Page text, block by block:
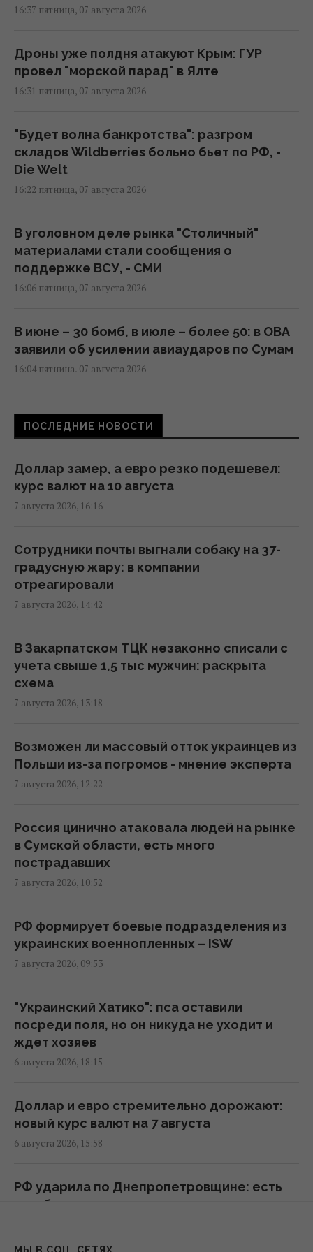
16:37 пятница, 07 августа 2026
Дроны уже полдня атакуют Крым: ГУР
провел "морской парад" в Ялте
16:31 пятница, 07 августа 2026
"Будет волна банкротства": разгром
складов Wildberries больно бьет по РФ, -
Die Welt
16:22 пятница, 07 августа 2026
В уголовном деле рынка "Столичный"
материалами стали сообщения о
поддержке ВСУ, - СМИ
16:06 пятница, 07 августа 2026
В июне – 30 бомб, в июле – более 50: в ОВА
заявили об усилении авиаударов по Сумам
16:04 пятница, 07 августа 2026
Киборга Оловаренко уже шестой год
судят из-за конфликта с агитаторами
15:51 пятница, 07 августа 2026
Украинцы высказали мнение, когда
13:06 пятница, 07 августа 2026
РФ наращивает выпуск "Искандеров":
эксперт объяснил, почему Украине тяжело
13:04 пятница, 07 августа 2026
Союзники подвели Украину и оставили
только один сценарий в войне, - колумнист
12:31 пятница, 07 августа 2026
В Коблево во время купания в море от
12:04 пятница, 07 августа 2026
Угроза для Украины: журналисты
составили карту со 150 военными
11:16 пятница, 07 августа 2026
Жирная цель: в Крыму уничтожен
11:00 пятница, 07 августа 2026
Адвокат поставил под сомнение
беспристрастность антикоррупционной
10:59 пятница, 07 августа 2026
Угроза – баллистика: можно ли уничтожить
10:54 пятница, 07 августа 2026
Екатеринбурге за 2000 км от границы
ПОСЛЕДНИЕ НОВОСТИ
Доллар замер, а евро резко подешевел:
курс валют на 10 августа
7 августа 2026, 16:16
Сотрудники почты выгнали собаку на 37-
градусную жару: в компании
отреагировали
7 августа 2026, 14:42
В Закарпатском ТЦК незаконно списали с
учета свыше 1,5 тыс мужчин: раскрыта
схема
7 августа 2026, 13:18
Возможен ли массовый отток украинцев из
Польши из-за погромов - мнение эксперта
7 августа 2026, 12:22
Россия цинично атаковала людей на рынке
в Сумской области, есть много
пострадавших
7 августа 2026, 10:52
РФ формирует боевые подразделения из
украинских военнопленных – ISW
7 августа 2026, 09:53
"Украинский Хатико": пса оставили
посреди поля, но он никуда не уходит и
ждет хозяев
6 августа 2026, 18:15
Доллар и евро стремительно дорожают:
новый курс валют на 7 августа
6 августа 2026, 15:58
РФ ударила по Днепропетровщине: есть
погибшие, ранения и разрушения